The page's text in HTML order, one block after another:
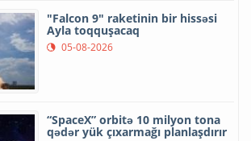
"Falcon 9" raketinin bir hissəsi
Ayla toqquşacaq
05-08-2026
“SpaceX” orbitə 10 milyon tona
qədər yük çıxarmağı planlaşdırır